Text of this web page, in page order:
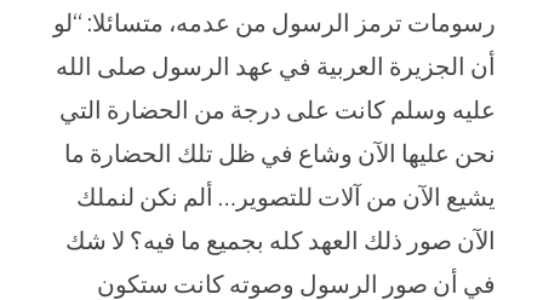
رسومات ترمز الرسول من عدمه، متسائلا: “لو
أن الجزيرة العربية في عهد الرسول صلى الله
عليه وسلم كانت على درجة من الحضارة التي
نحن عليها الآن وشاع في ظل تلك الحضارة ما
يشيع الآن من آلات للتصوير… ألم نكن لنملك
الآن صور ذلك العهد كله بجميع ما فيه؟ لا شك
في أن صور الرسول وصوته كانت ستكون